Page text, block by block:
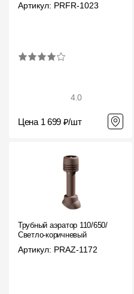
Артикул: PRFR-1023
4.0
Цена 1 699 ₽/шт
Трубный аэратор 110/650/
Светло-коричневый
Артикул: PRAZ-1172